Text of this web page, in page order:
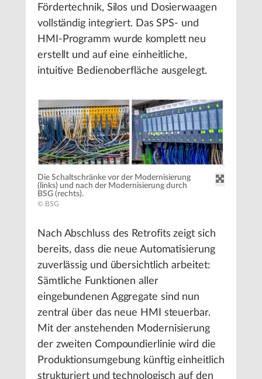
Fördertechnik, Silos und Dosierwaagen
vollständig integriert. Das SPS- und
HMI-Programm wurde komplett neu
erstellt und auf eine einheitliche,
intuitive Bedienoberfläche ausgelegt.
Die Schaltschränke vor der Modernisierung
(links) und nach der Modernisierung durch
BSG (rechts).
© BSG
Nach Abschluss des Retrofits zeigt sich
bereits, dass die neue Automatisierung
zuverlässig und übersichtlich arbeitet:
Sämtliche Funktionen aller
eingebundenen Aggregate sind nun
zentral über das neue HMI steuerbar.
Mit der anstehenden Modernisierung
der zweiten Compoundierlinie wird die
Produktionsumgebung künftig einheitlich
strukturiert und technologisch auf den